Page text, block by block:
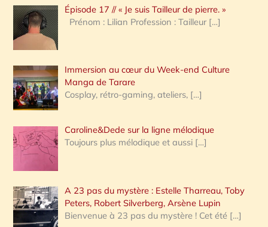
h
e
:
Épisode 17 // « Je suis Tailleur de pierre. »
Prénom : Lilian Profession : Tailleur […]
Immersion au cœur du Week-end Culture
Manga de Tarare
Cosplay, rétro-gaming, ateliers, […]
Caroline&Dede sur la ligne mélodique
Toujours plus mélodique et aussi […]
A 23 pas du mystère : Estelle Tharreau, Toby
Peters, Robert Silverberg, Arsène Lupin
Bienvenue à 23 pas du mystère ! Cet été […]